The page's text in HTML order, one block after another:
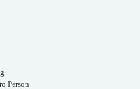
Person